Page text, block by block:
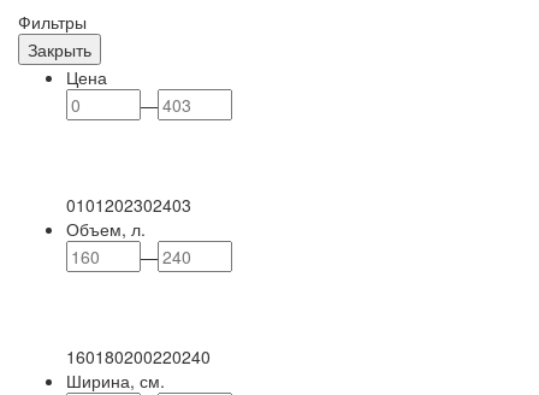
Фильтры
Закрыть
Цена
—
0101202302403
Объем, л.
—
160180200220240
Ширина, см.